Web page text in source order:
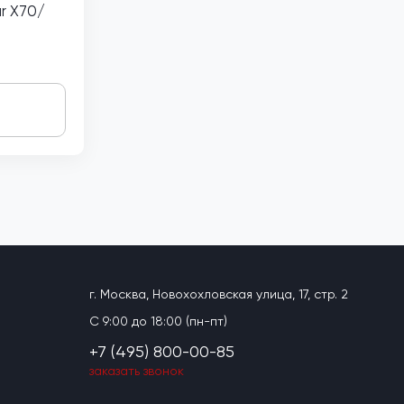
X70/
г. Москва, Новохохловская улица, 17, стр. 2
C 9:00 до 18:00 (пн-пт)
+7 (495) 800-00-85
заказать звонок